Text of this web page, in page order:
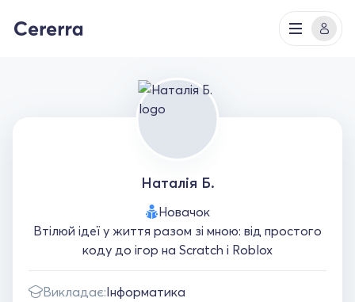
Наталія Б.
Новачок
Втілюй ідеї у життя разом зі мною: від простого
коду до ігор на Scratch і Roblox
Викладає:Інформатика